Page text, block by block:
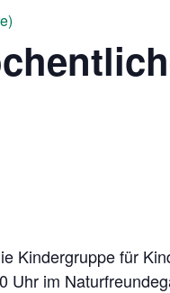
Kindergruppe für
Uhr im